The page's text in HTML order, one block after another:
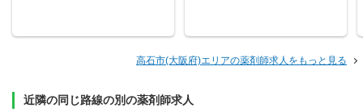
高石市(大阪府)エリアの薬剤師求人をもっと見る
近隣の同じ路線の別の薬剤師求人